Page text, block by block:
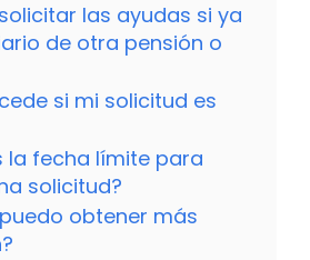
las ayudas si ya
de otra pensión o
si mi solicitud es
la fecha límite para
solicitud?
obtener más